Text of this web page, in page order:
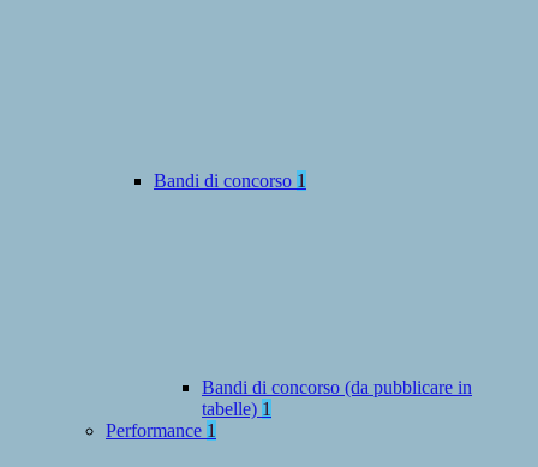
Bandi di concorso 1
Bandi di concorso (da pubblicare in
tabelle) 1
Performance 1